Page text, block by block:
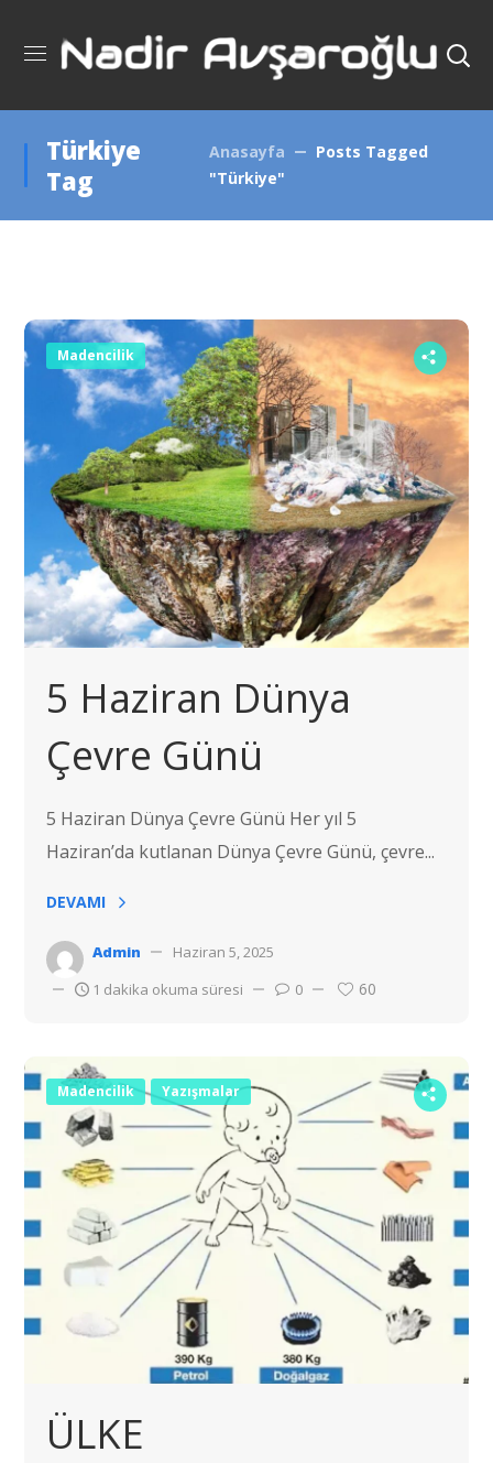
Türkiye
Tag
Anasayfa
Posts Tagged
"Türkiye"
Madencilik
5 Haziran Dünya
Çevre Günü
5 Haziran Dünya Çevre Günü Her yıl 5
Haziran’da kutlanan Dünya Çevre Günü, çevre...
DEVAMI
Admin
Haziran 5, 2025
1 dakika okuma süresi
0 60
Madencilik Yazışmalar
ÜLKE